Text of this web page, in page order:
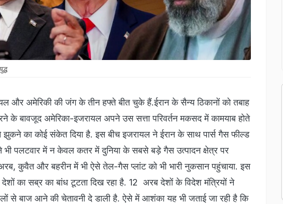
और अमेरिकी की जंग के तीन हफ्ते बीत चुके हैं.ईरान के सैन्य ठिकानों को तबाह
के बावजूद अमेरिका-इजरायल अपने उस सत्ता परिवर्तन मकसद में कामयाब होते
झुकने का कोई संकेत दिया है. इस बीच इजरायल ने ईरान के साथ पार्स गैस फील्ड
भी पलटवार में न केवल कतर में दुनिया के सबसे बड़े गैस उत्पादन क्षेत्र पर
कुवैत और बहरीन में भी ऐसे तेल-गैस प्लांट को भी भारी नुकसान पहुंचाया. इस
का सब्र का बांध टूटता दिख रहा है. 12 अरब देशों के विदेश मंत्रियों ने
से बाज आने की चेतावनी दे डाली है. ऐसे में आशंका यह भी जताई जा रही है कि